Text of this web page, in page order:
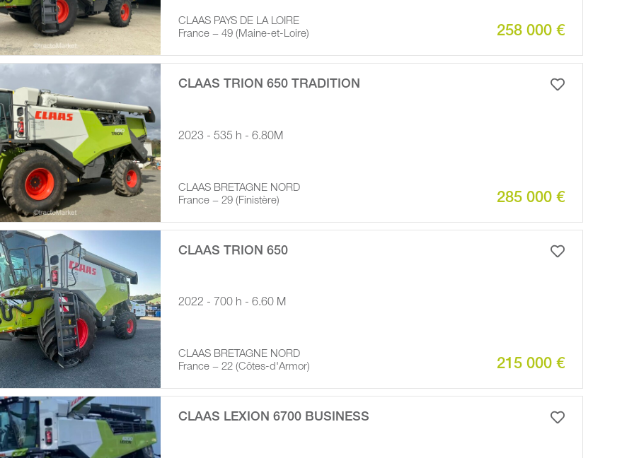
CLAAS PAYS DE LA LOIRE
France − 49 (Maine-et-Loire)
258 000 €
CLAAS TRION 650 TRADITION
2023 - 535 h - 6.80M
CLAAS BRETAGNE NORD
France − 29 (Finistère)
285 000 €
CLAAS TRION 650
2022 - 700 h - 6.60 M
CLAAS BRETAGNE NORD
France − 22 (Côtes-d'Armor)
215 000 €
CLAAS LEXION 6700 BUSINESS